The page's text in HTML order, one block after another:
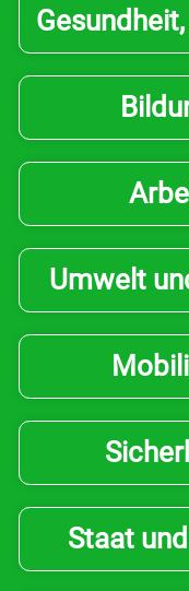
Umwelt
Staat